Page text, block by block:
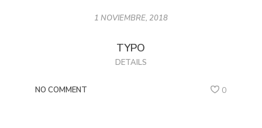
1 NOVIEMBRE, 2018
TYPO
DETAILS
NO COMMENT 0